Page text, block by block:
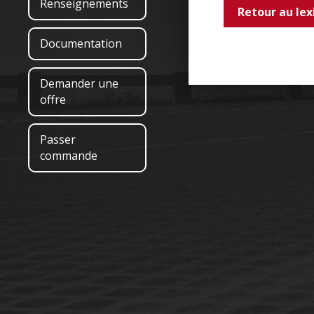
Renseignements
Documentation
Demander une
offre
Passer
commande
Retour au